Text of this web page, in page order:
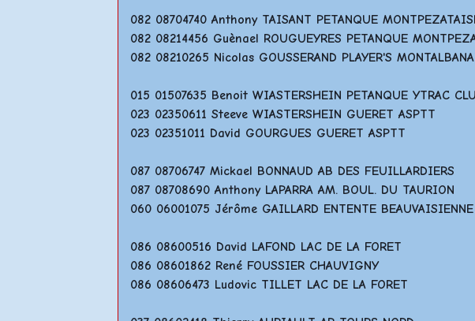
082 08704740 Anthony TAISANT PETANQUE
082 08214456 Guènael ROUGUEYRES PETANQUE
082 08210265 Nicolas GOUSSERAND PLAYER'S
015 01507635 Benoit WIASTERSHEIN PETANQUE YTRAC
023 02350611 Steeve WIASTERSHEIN GUERET ASPTT
023 02351011 David GOURGUES GUERET ASPTT
087 08706747 Mickael BONNAUD AB DES FEUILLARDIERS
087 08708690 Anthony LAPARRA AM. BOUL. DU TAURION
060 06001075 Jérôme GAILLARD ENTENTE BEAUVAISIENNE
086 08600516 David LAFOND LAC DE LA FORET
086 08601862 René FOUSSIER CHAUVIGNY
086 08606473 Ludovic TILLET LAC DE LA FORET